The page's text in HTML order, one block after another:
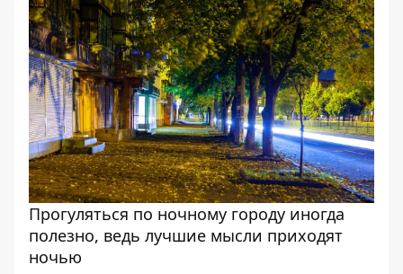
Прогуляться по ночному городу иногда
полезно, ведь лучшие мысли приходят
ночью